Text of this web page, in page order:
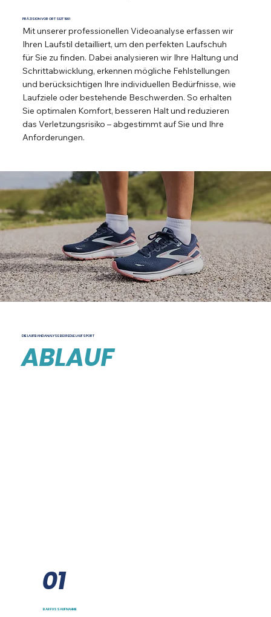
PRÄZISION VOR ORT SEIT 1991
Mit unserer professionellen Videoanalyse erfassen wir
Ihren Laufstil detailliert, um den perfekten Laufschuh
für Sie zu finden. Dabei analysieren wir Ihre Haltung und
Schrittabwicklung, erkennen mögliche Fehlstellungen
und berücksichtigen Ihre individuellen Bedürfnisse, wie
Laufziele oder bestehende Beschwerden. So erhalten
Sie optimalen Komfort, besseren Halt und reduzieren
das Verletzungsrisiko – abgestimmt auf Sie und Ihre
Anforderungen.
DIE LAUFBANDANALYSE BEI REDLE LAUFSPORT
ABLAUF
01
BARFUSSAUFNAHME